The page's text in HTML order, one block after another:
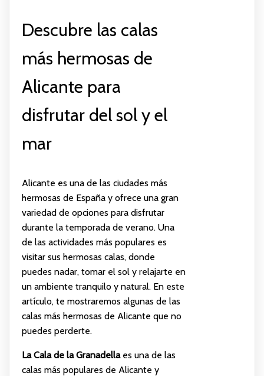
Descubre las calas
más hermosas de
Alicante para
disfrutar del sol y el
mar
Alicante es una de las ciudades más
hermosas de España y ofrece una gran
variedad de opciones para disfrutar
durante la temporada de verano. Una
de las actividades más populares es
visitar sus hermosas calas, donde
puedes nadar, tomar el sol y relajarte en
un ambiente tranquilo y natural. En este
artículo, te mostraremos algunas de las
calas más hermosas de Alicante que no
puedes perderte.
La Cala de la Granadellaes una de las
calas más populares de Alicante y